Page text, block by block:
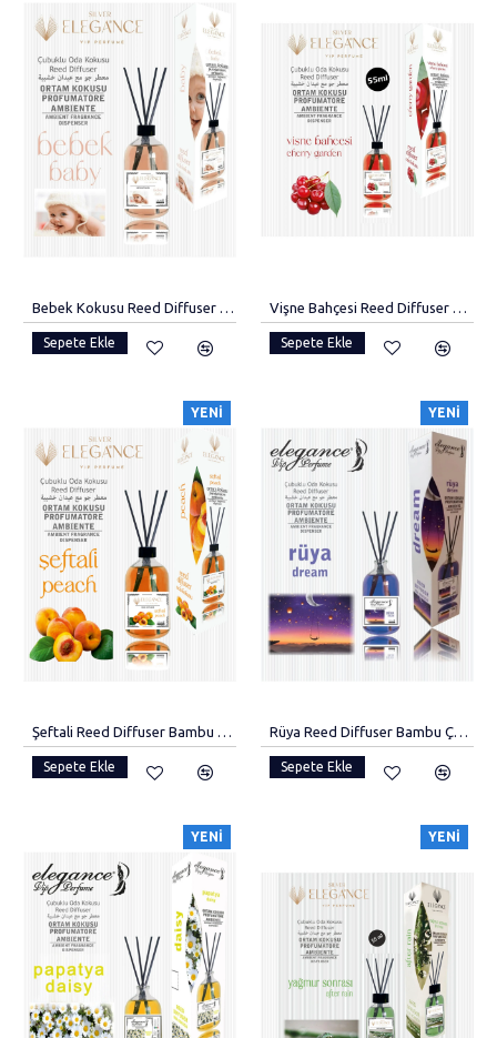
Sepete Ekle Sepete Ekle
YENI
Şeftali Reed Diffuser Bambu Çubukluu Oda Kokusu (110 Ml)
Sepete Ekle
YENI
Rüya Reed Diffuser Bambu Çubuklu Oda Kokusu (110 Ml)
Sepete Ekle
YENI YENI